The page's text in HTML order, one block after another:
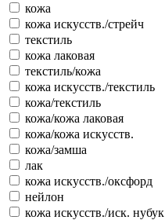
кожа
кожа искусств./стрейч
текстиль
кожа лаковая
текстиль/кожа
кожа искусств./текстиль
кожа/текстиль
кожа/кожа лаковая
кожа/кожа искусств.
кожа/замша
лак
кожа искусств./оксфорд
нейлон
кожа искусств./иск. нубук